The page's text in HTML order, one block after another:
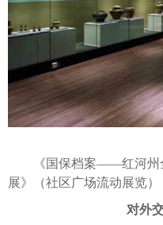
《国保档案——红河州全
展》（社区广场流动展览）
对外